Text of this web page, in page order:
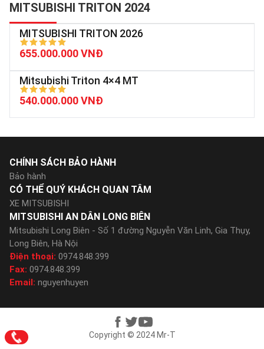
MITSUBISHI TRITON 2024
MITSUBISHI TRITON 2026
655.000.000 VNĐ
Mitsubishi Triton 4×4 MT
540.000.000 VNĐ
MITSUBISHI AN DÂN LONG BIÊN
Mitsubishi Long Biên - Số 1 đường Nguyễn Văn Linh, Gia Thụy,
Long Biên, Hà Nội
Điện thoại: 0974.848.399
Fax: 0974.848.399
Email: nguyenhuyen
CHÍNH SÁCH BẢO HÀNH
Bảo hành
CÓ THỂ QUÝ KHÁCH QUAN TÂM
XE MITSUBISHI
Copyright © 2024 Mr-T